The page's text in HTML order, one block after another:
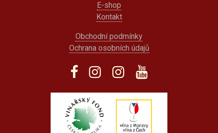
E-shop
Kontakt
Obchodní podmínky
Ochrana osobních údajů